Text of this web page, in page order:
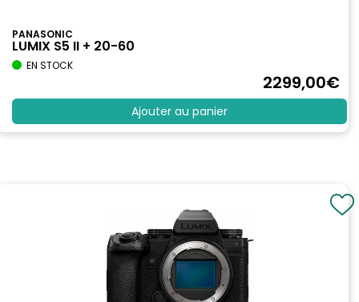
PANASONIC
LUMIX S5 II + 20-60
EN STOCK
2299,00€
Ajouter au panier